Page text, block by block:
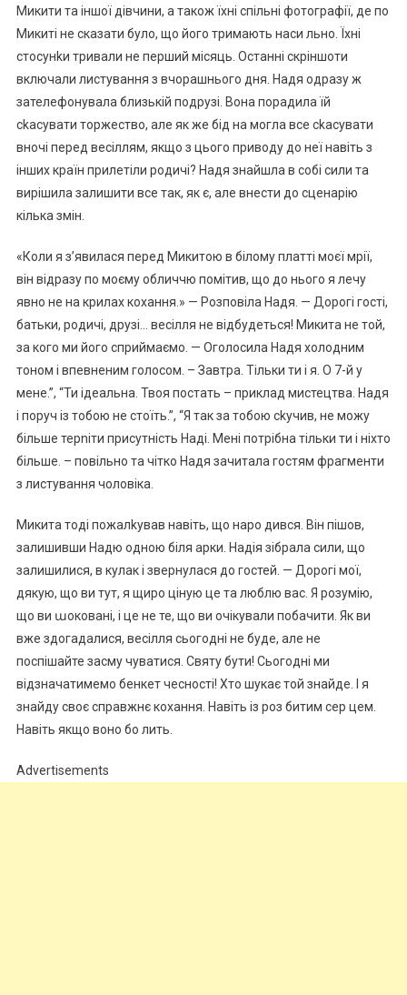
Микити та іншої дівчини, а також їхні спільні фотографії, де по
Микиті не сказати було, що його тримають наси льно. Їхні
стосунkи тривали не перший місяць. Останні скріншоти
включали листування з вчорашнього дня. Надя одразу ж
зателефонувала близькій подрузі. Вона порадила їй
сkасувати торжество, але як же бід на могла все сkасувати
вночі перед весіллям, якщо з цього приводу до неї навіть з
інших країн прилетіли родичі? Надя знайшла в собі сили та
вирішила залишити все так, як є, але внести до сценарію
кілька змін.
«Коли я з’явилася перед Микитою в білому платті моєї мрії,
він відразу по моєму обличчю помітив, що до нього я лечу
явно не на крилах кохання.» — Розповіла Надя. — Дорогі гості,
батьки, родичі, друзі… весілля не відбудеться! Микита не той,
за кого ми його сприймаємо. — Оголосила Надя холодним
тоном і впевненим голосом. – Завтра. Тільки ти і я. О 7-й у
мене.”, “Ти ідеальна. Твоя постать – приклад мистецтва. Надя
і поруч із тобою не стоїть.”, “Я так за тобою сkучив, не можу
більше терnіти присутність Наді. Мені потрібна тільки ти і ніхто
більше. – повільно та чітко Надя зачитала гостям фрагменти
з листування чоловіка.
Микита тоді пожалkував навіть, що наро дився. Він пішов,
залишивши Надю одною біля арки. Надія зібрала сили, що
залишилися, в кулак і звернулася до гостей. — Дорогі мої,
дякую, що ви тут, я щиро ціную це та люблю вас. Я розумію,
що ви աоковані, і це не те, що ви очікували побачити. Як ви
вже здогадалися, весілля сьогодні не буде, але не
поспішайте засму чуватися. Святу бути! Сьогодні ми
відзначатимемо бенкет чесності! Хто шукає той знайде. І я
знайду своє справжнє кохання. Навіть із роз битим сер цем.
Навіть якщо воно бо лить.
Advertisements